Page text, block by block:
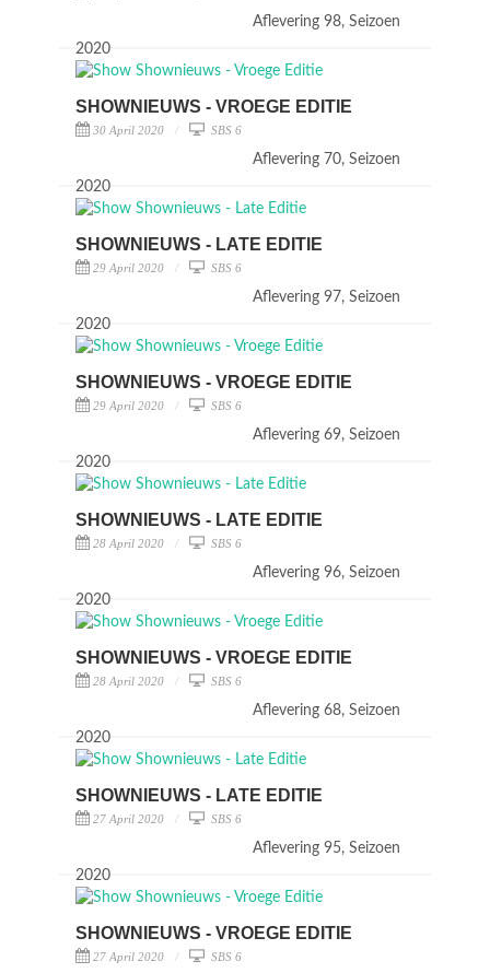
Aflevering 98, Seizoen
2020
SHOWNIEUWS - VROEGE EDITIE
30 April 2020 SBS 6
Aflevering 70, Seizoen
2020
SHOWNIEUWS - LATE EDITIE
29 April 2020 SBS 6
Aflevering 97, Seizoen
2020
SHOWNIEUWS - VROEGE EDITIE
29 April 2020 SBS 6
Aflevering 69, Seizoen
2020
SHOWNIEUWS - LATE EDITIE
28 April 2020 SBS 6
Aflevering 96, Seizoen
2020
SHOWNIEUWS - VROEGE EDITIE
28 April 2020 SBS 6
Aflevering 68, Seizoen
2020
SHOWNIEUWS - LATE EDITIE
27 April 2020 SBS 6
Aflevering 95, Seizoen
2020
SHOWNIEUWS - VROEGE EDITIE
27 April 2020 SBS 6